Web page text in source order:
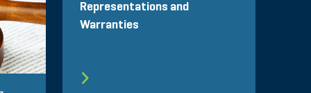
Representations and
Warranties